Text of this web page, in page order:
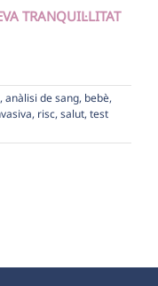
TRANQUIL·LITAT
, anàlisi de sang, bebè,
, risc, salut, test